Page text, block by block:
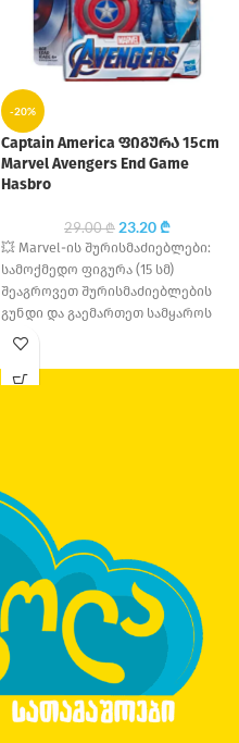
-20%
Captain America ფიგურა 15cm
Marvel Avengers End Game
Hasbro
29.00₾ 23.20₾
💥 Marvel-ის შურისმაძიებლები:
სამოქმედო ფიგურა (15 სმ)
შეაგროვეთ შურისმაძიებლების
გუნდი და გაემართეთ სამყაროს
გადასარჩენად! ეს 15
წარმოადგენენ